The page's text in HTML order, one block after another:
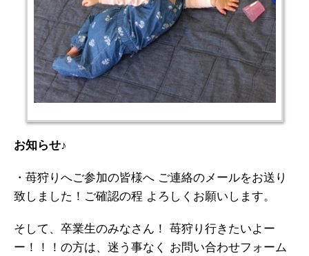
お知らせ♪
・苺狩りへご参加の皆様へ ご連絡のメールをお送り
致しました！ご確認の程 よろしくお願いします。
そして、卒業生のみなさん！ 苺狩り行きたいよー
ー！！！の方は、迷う事なく お問い合わせフォーム